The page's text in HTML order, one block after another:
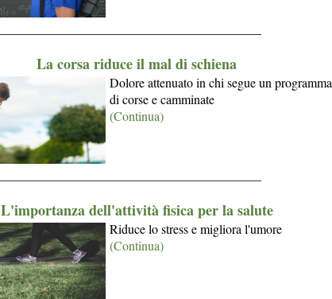
La corsa riduce il mal di schiena
Dolore attenuato in chi segue un programma
di corse e camminate
(Continua)
L'importanza dell'attività fisica per la salute
Riduce lo stress e migliora l'umore
(Continua)